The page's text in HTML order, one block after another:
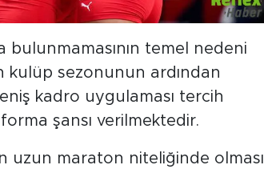
temel nedeni
kulüp sezonunun ardından
kadro uygulaması tercih
şansı verilmektedir.
uzun maraton niteliğinde olması